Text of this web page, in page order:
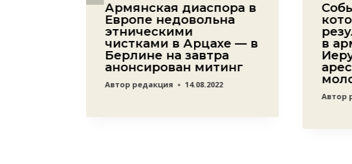
Армянская диаспора в
Европе недовольна
этническими
чистками в Арцахе — в
Берлине на завтра
анонсирован митинг
Автор редакция 14.08.2022
в
Автор